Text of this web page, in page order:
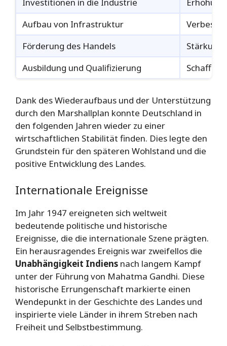
Aufbau von Infrastruktur
Förderung des Handels
Stärkung
Ausbildung und Qualifizierung
Dank des Wiederaufbaus und der Unterstützung
durch den Marshallplan konnte Deutschland in
den folgenden Jahren wieder zu einer
wirtschaftlichen Stabilität finden. Dies legte den
Grundstein für den späteren Wohlstand und die
positive Entwicklung des Landes.
Internationale Ereignisse
Im Jahr 1947 ereigneten sich weltweit
bedeutende politische und historische
Ereignisse, die die internationale Szene prägten.
Ein herausragendes Ereignis war zweifellos die
Unabhängigkeit Indiens nach langem Kampf
unter der Führung von Mahatma Gandhi. Diese
historische Errungenschaft markierte einen
Wendepunkt in der Geschichte des Landes und
inspirierte viele Länder in ihrem Streben nach
Freiheit und Selbstbestimmung.